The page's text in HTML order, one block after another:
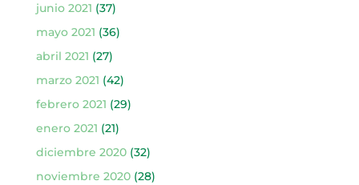
junio 2021 (37)
mayo 2021 (36)
abril 2021 (27)
marzo 2021 (42)
febrero 2021 (29)
enero 2021 (21)
diciembre 2020(32)
noviembre 2020(28)